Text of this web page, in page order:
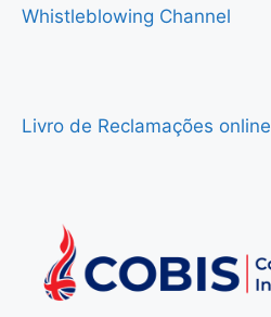
Whistleblowing Channel
Livro de Reclamações online